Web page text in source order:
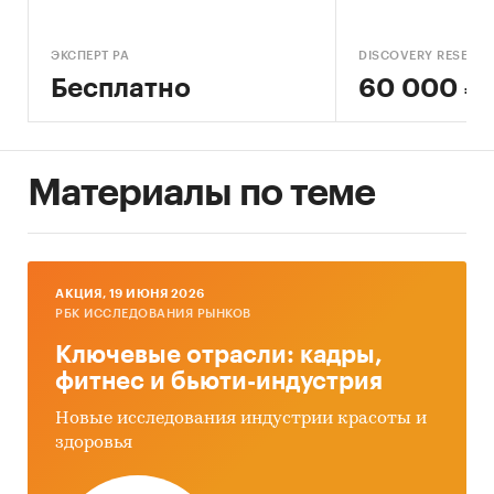
ЭКСПЕРТ РА
Бесплатно
DISCOVERY
60 000 ₽
Материалы по теме
AКЦИЯ, 19 ИЮНЯ 2026
РБК ИССЛЕДОВАНИЯ РЫНКОВ
Ключевые отрасли: кадры,
фитнес и бьюти-индустрия
Новые исследования индустрии красоты и
здоровья